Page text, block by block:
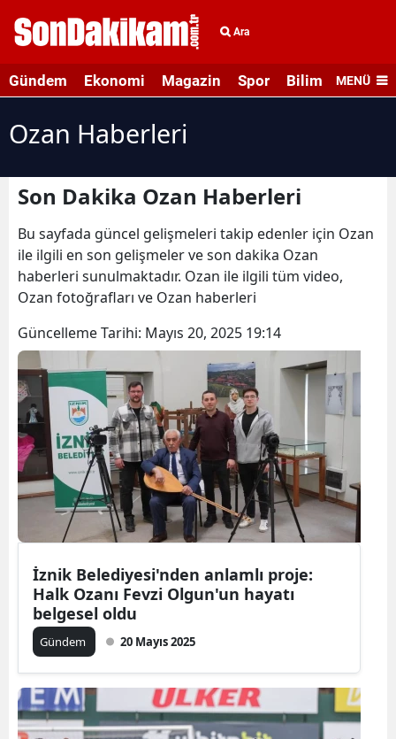
Ara
Gündem Ekonomi Magazin Spor Bilim veMENÜ
Ozan Haberleri
Son Dakika Ozan Haberleri
Bu sayfada güncel gelişmeleri takip edenler için Ozan
ile ilgili en son gelişmeler ve son dakika Ozan
haberleri sunulmaktadır. Ozan ile ilgili tüm video,
Ozan fotoğrafları ve Ozan haberleri
Güncelleme Tarihi: Mayıs 20, 2025 19:14
İznik Belediyesi'nden anlamlı proje:
Halk Ozanı Fevzi Olgun'un hayatı
belgesel oldu
Gündem 20 Mayıs 2025